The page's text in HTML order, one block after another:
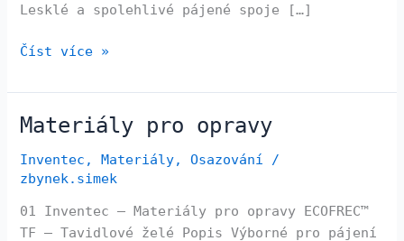
Lesklé a spolehlivé pájené spoje […]
Číst více »
Materiály pro opravy
Inventec ,Materiály,Osazování
/
zbynek.simek
01 Inventec – Materiály pro opravy ECOFREC™
TF – Tavidlové želé Popis Výborné pro pájení
Materiály
opravy